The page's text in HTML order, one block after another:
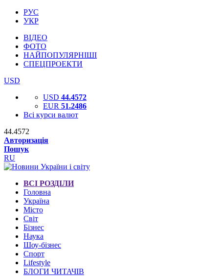
РУС
УКР
ВІДЕО
ФОТО
НАЙПОПУЛЯРНІШІ
СПЕЦПРОЕКТИ
USD
USD 44.4572
EUR 51.2486
Всі курси валют
44.4572
Авторизація
Пошук
RU
ВСІ РОЗДІЛИ
Головна
Україна
Місто
Світ
Бізнес
Наука
Шоу-бізнес
Спорт
Lifestyle
БЛОГИ ЧИТАЧІВ